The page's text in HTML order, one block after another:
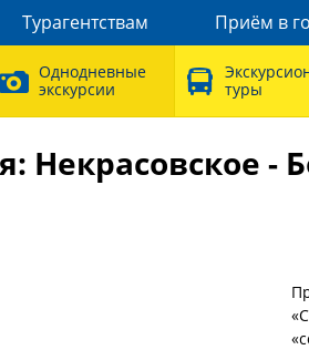
Турагентствам Приём в
Однодневные
экскурсии
туры
Некрасовское -